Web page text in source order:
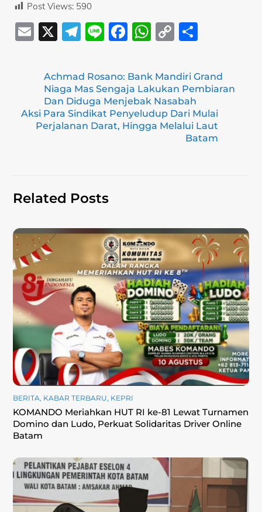
Post Views: 590
E
ai
X
T
e
gr
a
m
Li
e
F
c
e
b
o
W
at
s
A
p
C
p
y
Li
n
ar
e
Achmad Rosano: Bank Mandiri Grand
Niaga Mas Sengaja Lakukan Pembiaran
Dan Diduga Menjebak Nasabah
Aksi Para Sindikat Penyeludup Dari Mulai
Perjalanan Darat, Hingga Melalui Laut
Batam
Related Posts
BERITA, KABAR TERBARU, KEPRI
KOMANDO Meriahkan HUT RI ke-81 Lewat Turnamen
Domino dan Ludo, Perkuat Solidaritas Driver Online
Batam